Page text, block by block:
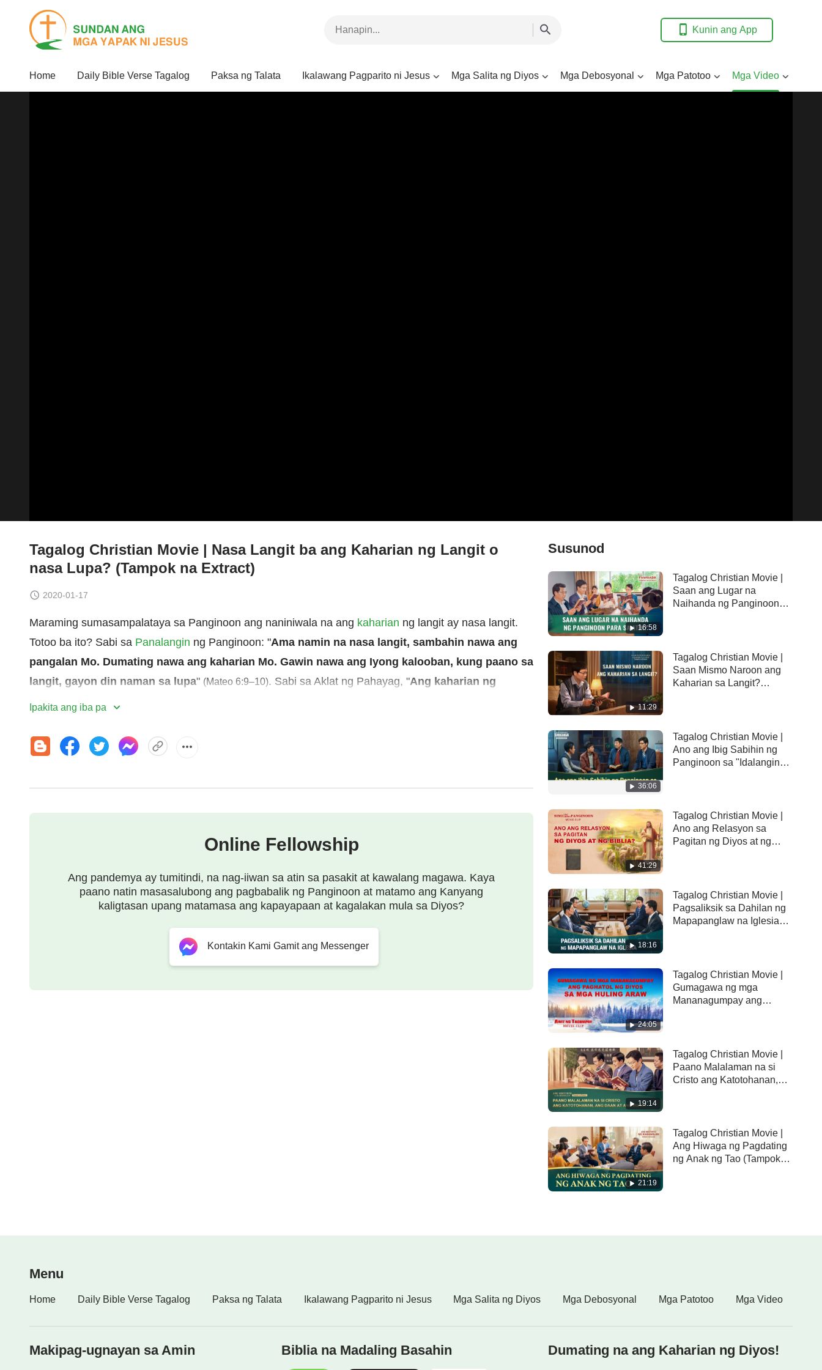
Kunin ang App
Home Daily Bible Verse Tagalog Paksa ng Talata Ikalawang Pagparito ni Jesus Mga Salita ng Diyos Mga Debosyonal Mga Patotoo Mga Video
Tagalog Christian Movie | Nasa Langit ba ang Kaharian ng Langit o
nasa Lupa? (Tampok na Extract)
2020-01-17
Maraming sumasampalataya sa Panginoon ang naniniwala na ang kaharian ng langit ay nasa langit.
Totoo ba ito? Sabi sa Panalangin ng Panginoon: "Ama namin na nasa langit, sambahin nawa ang
pangalan Mo. Dumating nawa ang kaharian Mo. Gawin nawa ang Iyong kalooban, kung paano sa
langit, gayon din naman sa lupa" (Mateo 6:9–10). Sabi sa Aklat ng Pahayag, "Ang kaharian ng
sanlibutan ay naging sa ating Panginoon, at sa Kanyang Cristo
ng Diyos ay nasa mga tao"
Ipakita ang iba pa
Online Fellowship
Ang pandemya ay tumitindi, na nag-iiwan sa atin sa pasakit at kawalang magawa. Kaya
paano natin masasalubong ang pagbabalik ng Panginoon at matamo ang Kanyang
kaligtasan upang matamasa ang kapayapaan at kagalakan mula sa Diyos?
Kontakin Kami Gamit ang Messenger
Susunod
16:58
Tagalog Christian Movie |
Saan ang Lugar na
Naihanda ng Panginoon
11:29
Tagalog Christian Movie |
Saan Mismo Naroon ang
Kaharian sa Langit?
36:06
Tagalog Christian Movie |
Ano ang Ibig Sabihin ng
Panginoon sa "Idalangin
41:29
Tagalog Christian Movie |
Ano ang Relasyon sa
Pagitan ng Diyos at ng
18:16
Tagalog Christian Movie |
Pagsaliksik sa Dahilan ng
Mapapanglaw na Iglesia
24:05
Tagalog Christian Movie |
Gumagawa ng mga
Mananagumpay ang
19:14
Tagalog Christian Movie |
Paano Malalaman na si
Cristo ang Katotohanan,
21:19
Tagalog Christian Movie |
Ang Hiwaga ng Pagdating
ng Anak ng Tao (Tampok
Menu
Home Daily Bible Verse Tagalog Paksa ng Talata Ikalawang Pagparito ni Jesus Mga Salita ng Diyos Mga Debosyonal Mga Patotoo Mga Video
Makipag-ugnayan sa Amin Biblia na Madaling Basahin Dumating na ang Kaharian ng Diyos!